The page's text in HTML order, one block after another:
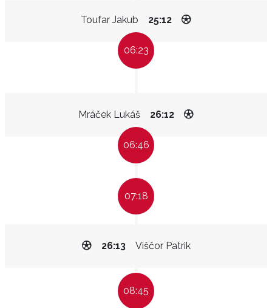
Toufar Jakub 25:12
06:23
Mráček Lukáš 26:12
06:46
07:18
Viščor Patrik
26:13
08:45